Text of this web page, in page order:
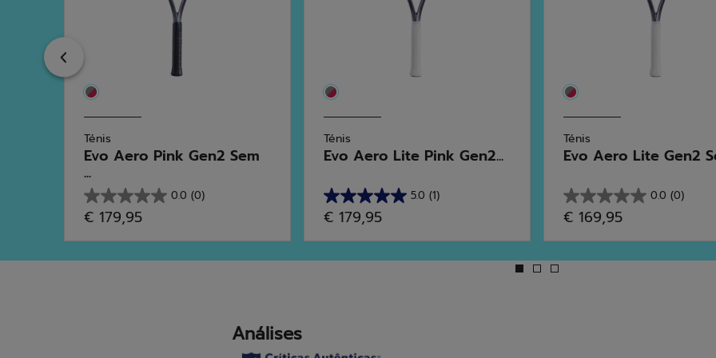
Ténis
Evo Aero Pink Gen2 Sem
...
0.0 (0)
0.0
em
5
estrelas.
€ 179,95
Ténis
Evo Aero Lite Pink Gen2...
5.0 (1)
5.0
em
5
estrelas.
€ 179,95
Ténis
Evo Aero Lite Gen2
0.0 (0)
0.0
em
5
estrelas.
€ 169,95